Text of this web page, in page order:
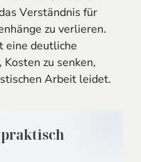
Verständnis für
zu verlieren.
eine deutliche
zu senken,
Arbeit leidet.